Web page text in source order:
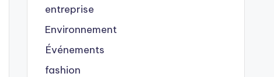
entreprise
Environnement
Événements
fashion